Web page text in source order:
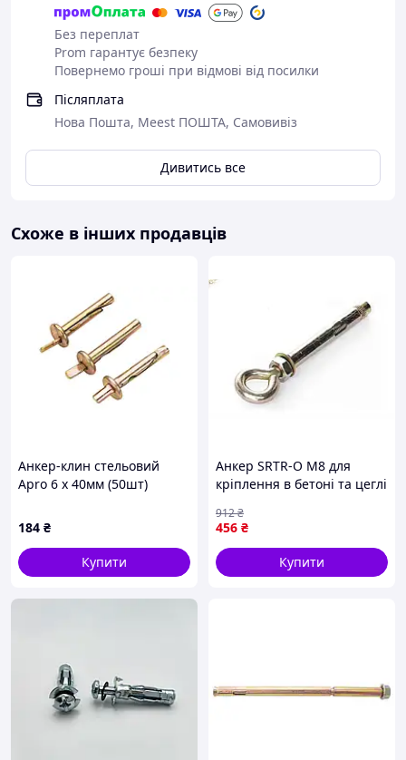
Без переплат
Prom гарантує безпеку
Повернемо гроші при відмові від посилки
Післяплата
Нова Пошта, Meest ПОШТА, Самовивіз
Дивитись все
Схоже в інших продавців
Анкер-клин стельовий
Apro 6 х 40мм (50шт)
184 ₴
Купити
Анкер SRTR-O М8 для
кріплення в бетоні та цеглі
пакованні
456 ₴
912₴
Купити